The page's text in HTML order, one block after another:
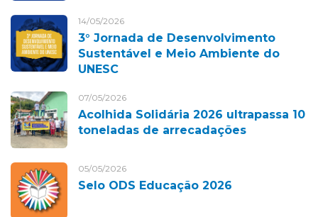
14/05/2026
3° Jornada de Desenvolvimento
Sustentável e Meio Ambiente do
UNESC
07/05/2026
Acolhida Solidária 2026 ultrapassa 10
toneladas de arrecadações
05/05/2026
Selo ODS Educação 2026